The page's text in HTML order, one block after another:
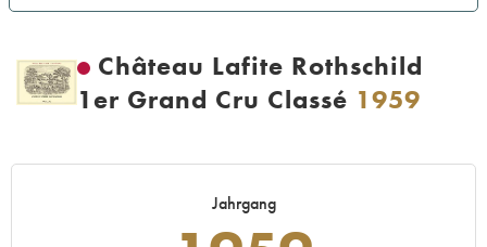
Château Lafite Rothschild
1er Grand Cru Classé 1959
Jahrgang